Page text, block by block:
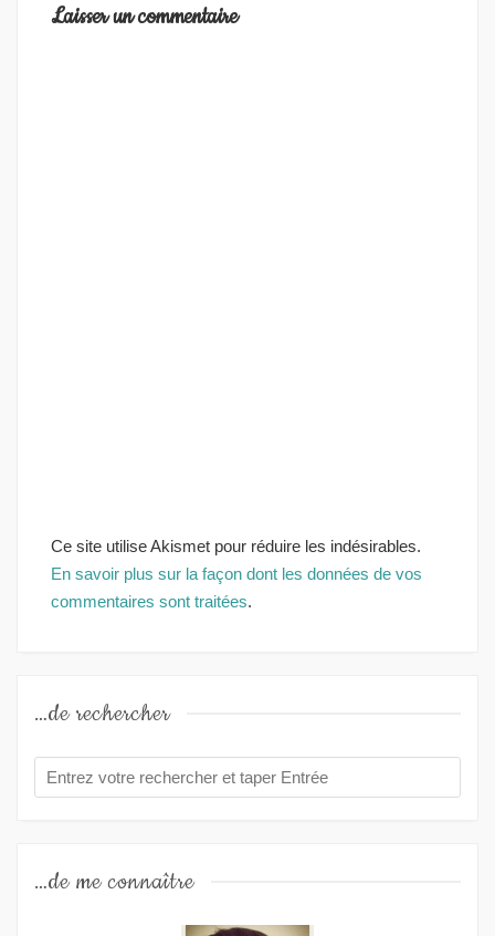
Laisser un commentaire
Ce site utilise Akismet pour réduire les indésirables.
En savoir plus sur la façon dont les données de vos
commentaires sont traitées.
…de rechercher
…de me connaître